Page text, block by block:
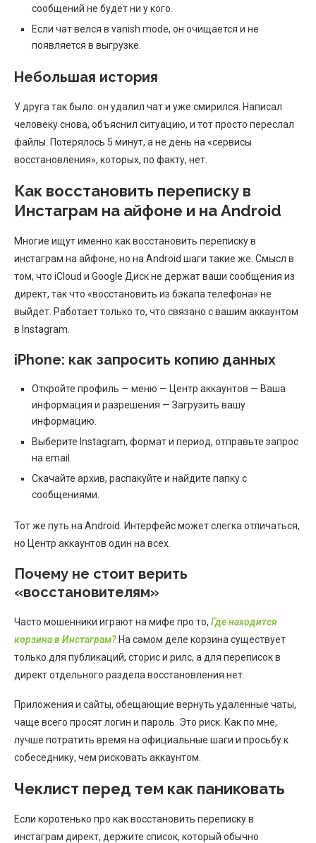
сообщений не будет ни у кого.
Если чат велся в vanish mode, он очищается и не
появляется в выгрузке.
Небольшая история
У друга так было: он удалил чат и уже смирился. Написал
человеку снова, объяснил ситуацию, и тот просто переслал
файлы. Потерялось 5 минут, а не день на «сервисы
восстановления», которых, по факту, нет.
Как восстановить переписку в
Инстаграм на айфоне и на Android
Многие ищут именно как восстановить переписку в
инстаграм на айфоне, но на Android шаги такие же. Смысл в
том, что iCloud и Google Диск не держат ваши сообщения из
директ, так что «восстановить из бэкапа телефона» не
выйдет. Работает только то, что связано с вашим аккаунтом
в Instagram.
iPhone: как запросить копию данных
Откройте профиль — меню — Центр аккаунтов — Ваша
информация и разрешения — Загрузить вашу
информацию.
Выберите Instagram, формат и период, отправьте запрос
на email.
Скачайте архив, распакуйте и найдите папку с
сообщениями.
Тот же путь на Android. Интерфейс может слегка отличаться,
но Центр аккаунтов один на всех.
Почему не стоит верить
«восстановителям»
Часто мошенники играют на мифе про то, Где находится
корзина в Инстаграм? На самом деле корзина существует
только для публикаций, сторис и рилс, а для переписок в
директ отдельного раздела восстановления нет.
Приложения и сайты, обещающие вернуть удаленные чаты,
чаще всего просят логин и пароль. Это риск. Как по мне,
лучше потратить время на официальные шаги и просьбу к
собеседнику, чем рисковать аккаунтом.
Чеклист перед тем как паниковать
Если коротенько про как восстановить переписку в
инстаграм директ, держите список, который обычно